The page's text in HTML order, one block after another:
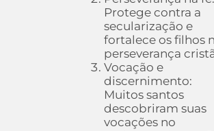
Protege contra a
secularização e
fortalece os filhos
perseverança
Vocação e
discernimento:
Muitos santos
descobriram suas
vocações no